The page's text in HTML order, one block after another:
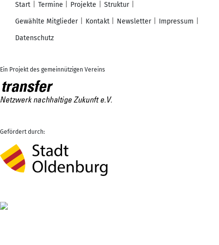
Start Termine Projekte
Struktur
Gewählte Mitglieder
Kontakt Newsletter
Impressum
Datenschutz
Ein Projekt des gemeinnützigen Vereins
Gefördert durch: